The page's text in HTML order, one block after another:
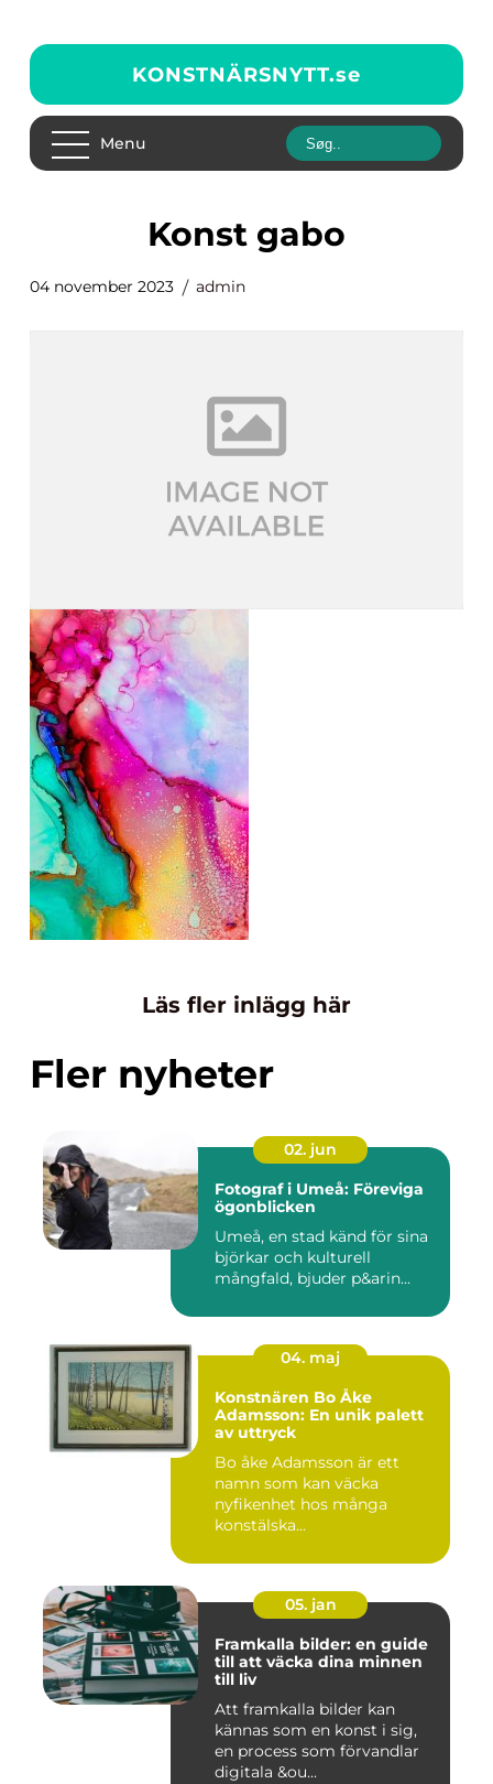
KONSTNÄRSNYTT.se
Menu
konst gabo
04 november 2023 admin
Läs fler inlägg här
Fler nyheter
02. jun
Fotograf i Umeå: Föreviga
ögonblicken
Umeå, en stad känd för sina
björkar och kulturell
mångfald, bjuder p&arin...
04. maj
Konstnären Bo Åke
Adamsson: En unik palett
av uttryck
Bo åke Adamsson är ett
namn som kan väcka
nyfikenhet hos många
konstälska...
05. jan
Framkalla bilder: en guide
till att väcka dina minnen
till liv
Att framkalla bilder kan
kännas som en konst i sig,
en process som förvandlar
digitala &ou...